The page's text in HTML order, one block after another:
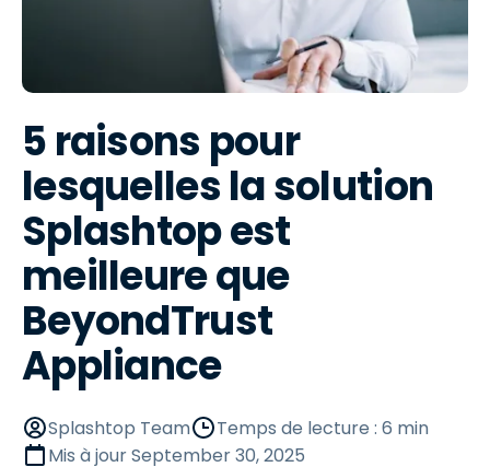
5 raisons pour
lesquelles la solution
Splashtop est
meilleure que
BeyondTrust
Appliance
Splashtop Team
Temps de lecture : 6 min
Mis à jourSeptember 30, 2025